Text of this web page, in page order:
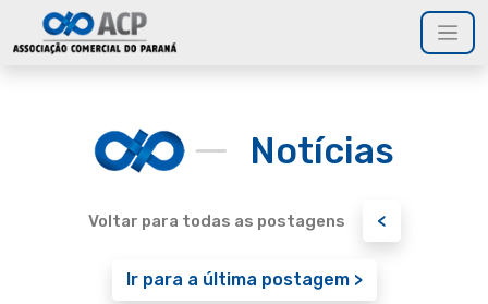
Notícias
Voltar para todas as postagens <
Ir para a última postagem >